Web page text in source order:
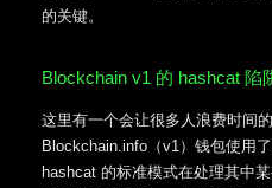
的关键。
Blockchain v1 的 hashcat 陷
这里有一个会让很多人浪费时间
Blockchain.info（v1）钱包使用
hashcat 的标准模式在处理其中